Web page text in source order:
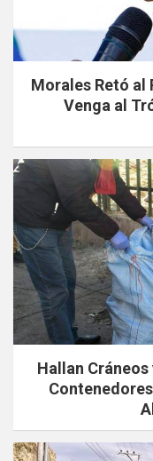
Morales Retó al
Venga al
Hallan Cráneos